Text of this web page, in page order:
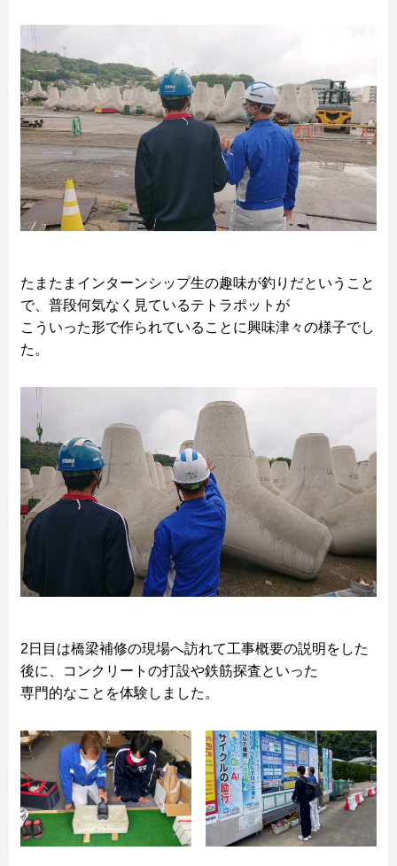
たまたまインターンシップ生の趣味が釣りだということ
で、普段何気なく見ているテトラポットが
こういった形で作られていることに興味津々の様子でし
た。
2日目は橋梁補修の現場へ訪れて工事概要の説明をした
後に、コンクリートの打設や鉄筋探査といった
専門的なことを体験しました。